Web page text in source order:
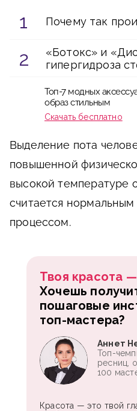
Почему так
«Ботокс» и
гипергидроза
Топ-7 модных
образ стильным
Скачать бесплатно
Выделение пота
повышенной
высокой температуре
считается
процессом.
Твоя красота
Хочешь
пошаговые
топ-мастера?
Красота — это твой
Аннет
Топ-
ресниц,
100
Только до
ДАРИМ 20
В ЗОЛОТОЕ
И 5 ДРУГИХ
Выигрывает
ЗАБРАТЬ